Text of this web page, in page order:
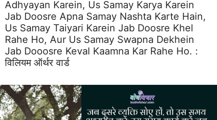
Adhyayan Karein, Us Samay Karya Karein
Jab Doosre Apna Samay Nashta Karte Hain,
Us Samay Taiyari Karein Jab Doosre Khel
Rahe Ho, Aur Us Samay Swapna Dekhein
Jab Dooosre Keval Kaamna Kar Rahe Ho. :
विलियम ऑर्थर वार्ड